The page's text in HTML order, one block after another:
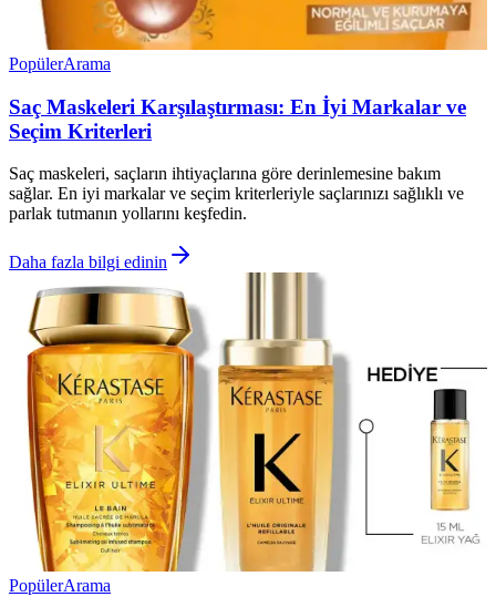
PopülerArama
Saç Maskeleri Karşılaştırması: En İyi Markalar ve
Seçim Kriterleri
Saç maskeleri, saçların ihtiyaçlarına göre derinlemesine bakım
sağlar. En iyi markalar ve seçim kriterleriyle saçlarınızı sağlıklı ve
parlak tutmanın yollarını keşfedin.
Daha fazla bilgi edinin
PopülerArama